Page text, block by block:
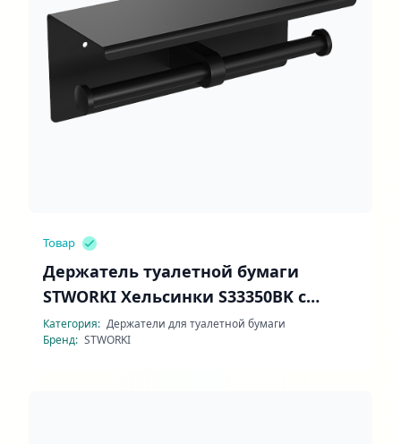
Товар
Держатель туалетной бумаги
STWORKI Хельсинки S33350BK с
полочкой
Категория: Держатели для туалетной бумаги
Бренд: STWORKI